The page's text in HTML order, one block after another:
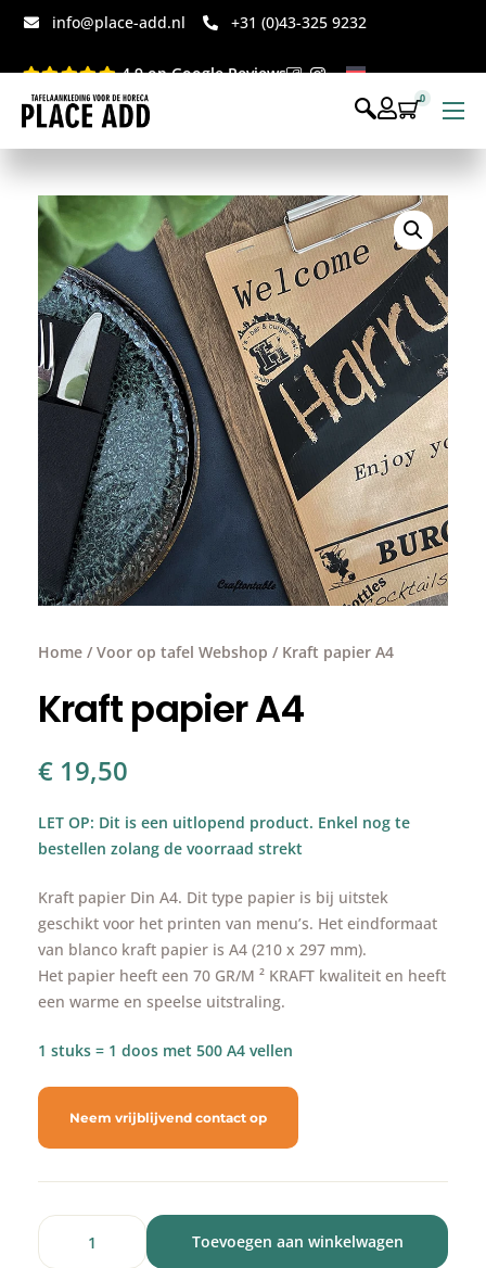
info@place-add.nl +31 (0)43-325 9232
4.9 op Google Reviews
Menukaarten
Disposables bedrukt
Disposables webshop
Voor op tafel webshop
0
Home / Voor op tafel Webshop / Kraft papier A4
Kraft papier A4
€ 19,50
LET OP: Dit is een uitlopend product. Enkel nog te
bestellen zolang de voorraad strekt
Kraft papier Din A4. Dit type papier is bij uitstek
geschikt voor het printen van menu’s. Het eindformaat
van blanco kraft papier is A4 (210 x 297 mm).
Het papier heeft een 70 GR/M ² KRAFT kwaliteit en heeft
een warme en speelse uitstraling.
1 stuks = 1 doos met 500 A4 vellen
Neem vrijblijvend contact op
Toevoegen aan winkelwagen